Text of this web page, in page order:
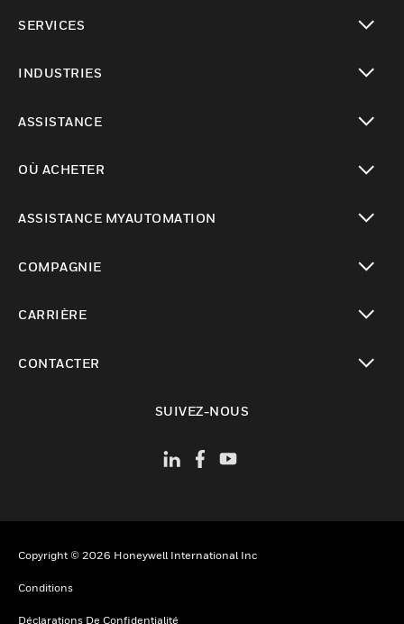
SERVICES
INDUSTRIES
ASSISTANCE
OÙ ACHETER
ASSISTANCE MYAUTOMATION
COMPAGNIE
CARRIÈRE
CONTACTER
SUIVEZ-NOUS
Copyright © 2026 Honeywell International Inc
Conditions
Déclarations De Confidentialité